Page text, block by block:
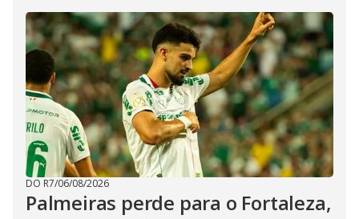
DO R7/06/08/2026
Palmeiras perde para o Fortaleza,